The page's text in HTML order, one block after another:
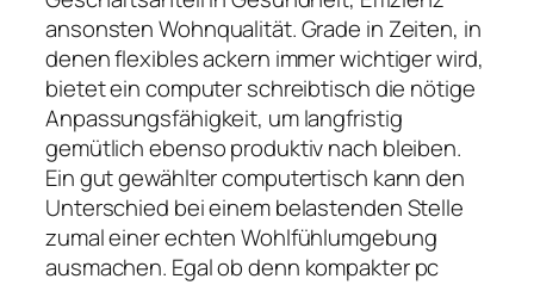
ansonsten Wohnqualität. Grade in Zeiten, in
denen flexibles ackern immer wichtiger wird,
bietet ein computer schreibtisch die nötige
Anpassungsfähigkeit, um langfristig
gemütlich ebenso produktiv nach bleiben.
Ein gut gewählter computertisch kann den
Unterschied bei einem belastenden Stelle
zumal einer echten Wohlfühlumgebung
ausmachen. Egal ob denn kompakter pc